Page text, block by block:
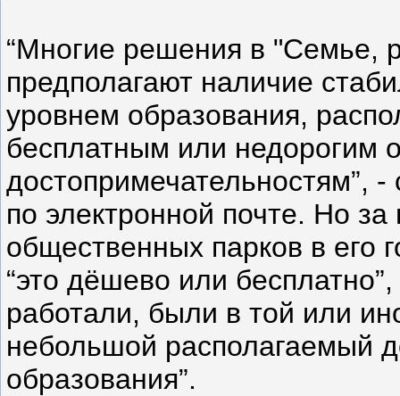
“Многие решения в "Семье,
предполагают наличие
уровнем образования,
бесплатным или недорогим
достопримечательностям”,
по электронной почте. Но
общественных парков в его
“это дёшево или
работали, были в той или
небольшой располагаемый
образования”.